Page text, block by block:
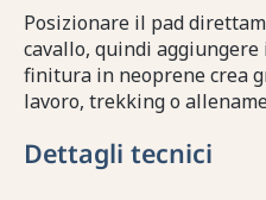
Posizionare il pad
cavallo, quindi
finitura in neoprene crea
lavoro, trekking o
Dettagli tecnici